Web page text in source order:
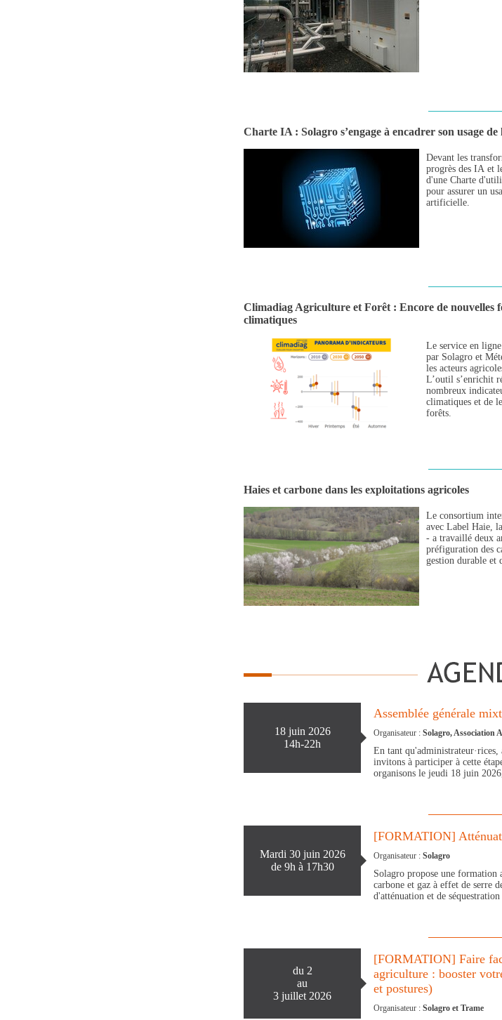
Charte IA : Solagro s’engage à encadrer son usage
Devant les
progrès des IA et
d'une Charte
pour assurer un
artificielle.
Climadiag Agriculture et Forêt : Encore de nouvelles
climatiques
Le service en
par Solagro et
les acteurs
L’outil s’enrichit
nombreux
climatiques et de
forêts.
Haies et carbone dans les exploitations agricoles
Le consortium
avec Label Haie,
- a travaillé deux
préfiguration des
gestion durable et
18 juin 2026
14h-22h
Assemblée générale
Organisateur : Solagro, Association
En tant qu'administrateur·rices,
invitons à participer à cette
organisons le jeudi 18 juin
Mardi 30 juin 2026
de 9h à 17h30
[FORMATION]
Organisateur : Solagro
Solagro propose une formation
carbone et gaz à effet de serre
d'atténuation et de
du 2
au
3 juillet 2026
[FORMATION] Faire
agriculture : booster
et postures)
Organisateur : Solagro et Trame